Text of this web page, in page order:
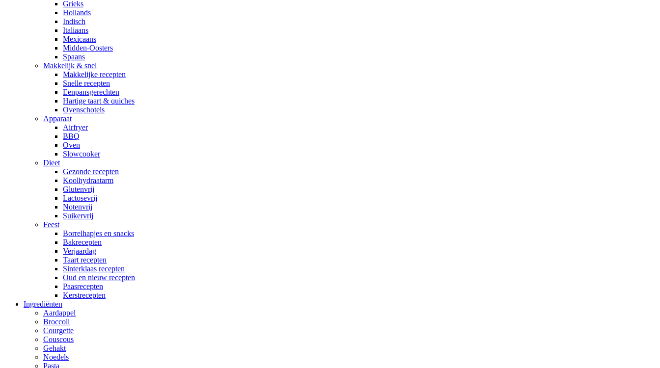
Grieks
Hollands
Indisch
Italiaans
Mexicaans
Midden-Oosters
Spaans
Makkelijk & snel
Makkelijke recepten
Snelle recepten
Eenpansgerechten
Hartige taart & quiches
Ovenschotels
Apparaat
Airfryer
BBQ
Oven
Slowcooker
Dieet
Gezonde recepten
Koolhydraatarm
Glutenvrij
Lactosevrij
Notenvrij
Suikervrij
Feest
Borrelhapjes en snacks
Bakrecepten
Verjaardag
Taart recepten
Sinterklaas recepten
Oud en nieuw recepten
Paasrecepten
Kerstrecepten
Ingrediënten
Aardappel
Broccoli
Courgette
Couscous
Gehakt
Noedels
Pasta